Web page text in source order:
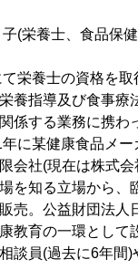
(栄養士、食品保
栄養士の資格を
養指導及び食事療
係する業務に携わ
に某健康食品メ
会社(現在は株式
を知る立場から、
売。公益財団法人
教育の一環として
談員(過去に6年間)